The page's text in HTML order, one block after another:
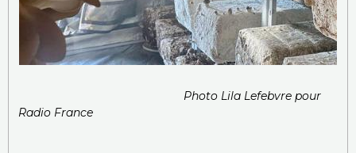
Photo Lila Lefebvre pour
Radio France